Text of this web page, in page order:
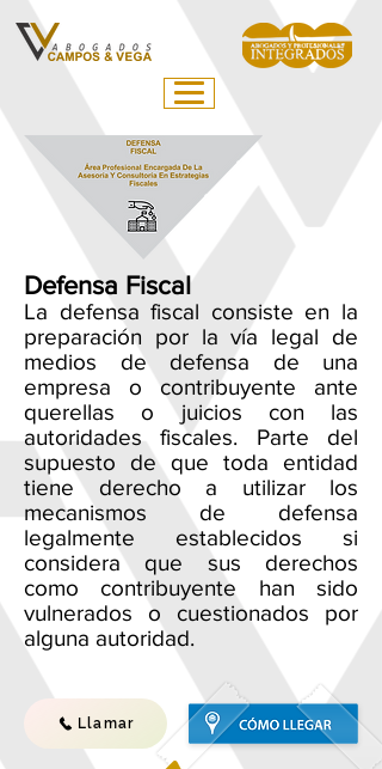
Defensa Fiscal
La defensa fiscal consiste en la
preparación por la vía legal de
medios de defensa de una
empresa o contribuyente ante
querellas o juicios con las
autoridades fiscales. Parte del
supuesto de que toda entidad
tiene derecho a utilizar los
mecanismos de defensa
legalmente establecidos si
considera que sus derechos
como contribuyente han sido
vulnerados o cuestionados por
alguna autoridad.
Llamar